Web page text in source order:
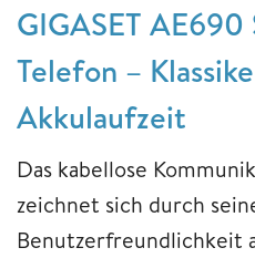
GIGASET AE690
Telefon –
Akkulaufzeit
Das kabellose
zeichnet sich durch
Benutzerfreundlichkeit